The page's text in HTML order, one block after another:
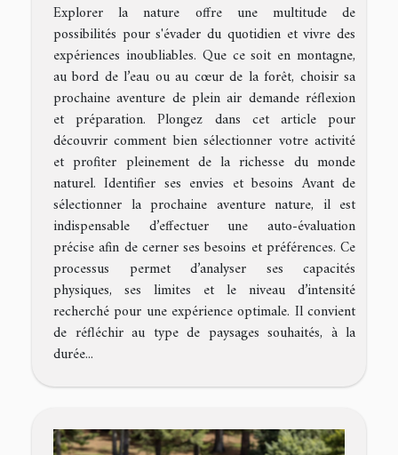
Explorer la nature offre une multitude de
possibilités pour s'évader du quotidien et vivre des
expériences inoubliables. Que ce soit en montagne,
au bord de l’eau ou au cœur de la forêt, choisir sa
prochaine aventure de plein air demande réflexion
et préparation. Plongez dans cet article pour
découvrir comment bien sélectionner votre activité
et profiter pleinement de la richesse du monde
naturel. Identifier ses envies et besoins Avant de
sélectionner la prochaine aventure nature, il est
indispensable d’effectuer une auto-évaluation
précise afin de cerner ses besoins et préférences. Ce
processus permet d’analyser ses capacités
physiques, ses limites et le niveau d’intensité
recherché pour une expérience optimale. Il convient
de réfléchir au type de paysages souhaités, à la
durée...